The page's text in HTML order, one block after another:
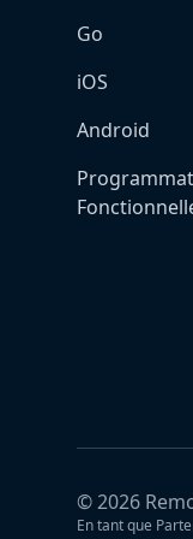
Go
iOS
Android
©2026
En tant que